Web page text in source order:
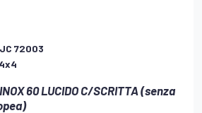
72003
60 LUCIDO C/SCRITTA (senza